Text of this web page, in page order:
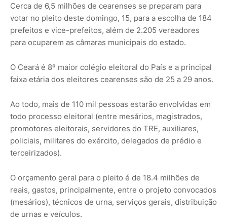
Cerca de 6,5 milhões de cearenses se preparam para
votar no pleito deste domingo, 15, para a escolha de 184
prefeitos e vice-prefeitos, além de 2.205 vereadores
para ocuparem as câmaras municipais do estado.
O Ceará é 8º maior colégio eleitoral do País e a principal
faixa etária dos eleitores cearenses são de 25 a 29 anos.
Ao todo, mais de 110 mil pessoas estarão envolvidas em
todo processo eleitoral (entre mesários, magistrados,
promotores eleitorais, servidores do TRE, auxiliares,
policiais, militares do exército, delegados de prédio e
terceirizados).
O orçamento geral para o pleito é de 18.4 milhões de
reais, gastos, principalmente, entre o projeto convocados
(mesários), técnicos de urna, serviços gerais, distribuição
de urnas e veículos.